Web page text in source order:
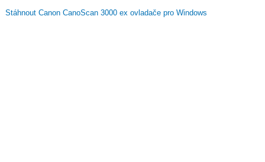
Stáhnout Canon CanoScan 3000 ex ovladače pro Windows